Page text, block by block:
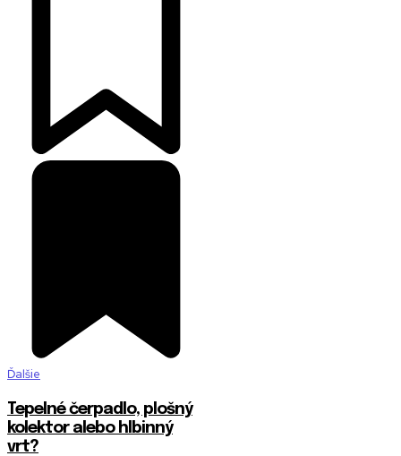
Ďalšie
Tepelné čerpadlo, plošný
kolektor alebo hlbinný
vrt?